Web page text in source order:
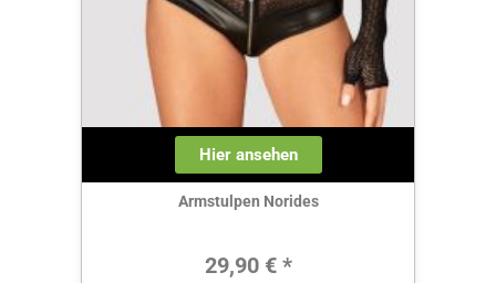
Hier ansehen
Armstulpen Norides
Regulärer Preis:
29,90 € *